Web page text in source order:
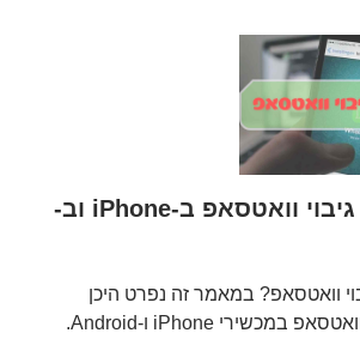
איפה נשמר גיבוי וואטסאפ ב-iPhone וב-
וואטסאפ? במאמר זה נפרט היכן
נשמרים גיבויי וואטסאפ במכשירי iPhone ו-Android.